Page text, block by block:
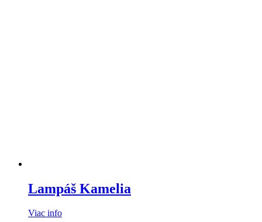
Lampáš Kamelia
Viac info